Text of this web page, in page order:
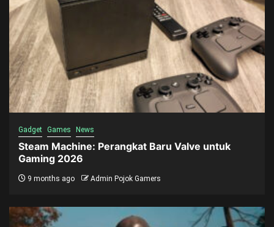
Gadget Games News
Steam Machine: Perangkat Baru Valve untuk
Gaming 2026
9 months ago Admin Pojok Gamers